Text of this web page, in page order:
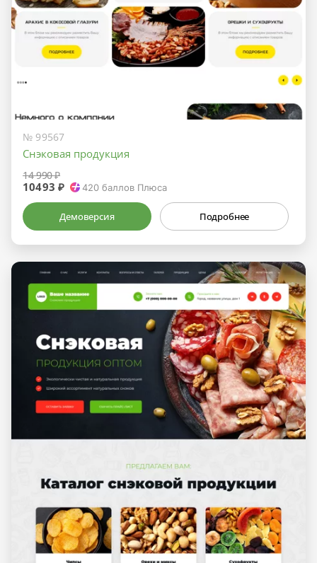
№ 99567
Снэковая продукция
14 990 ₽
10493 ₽ 420 баллов Плюса
Демоверсия Подробнее